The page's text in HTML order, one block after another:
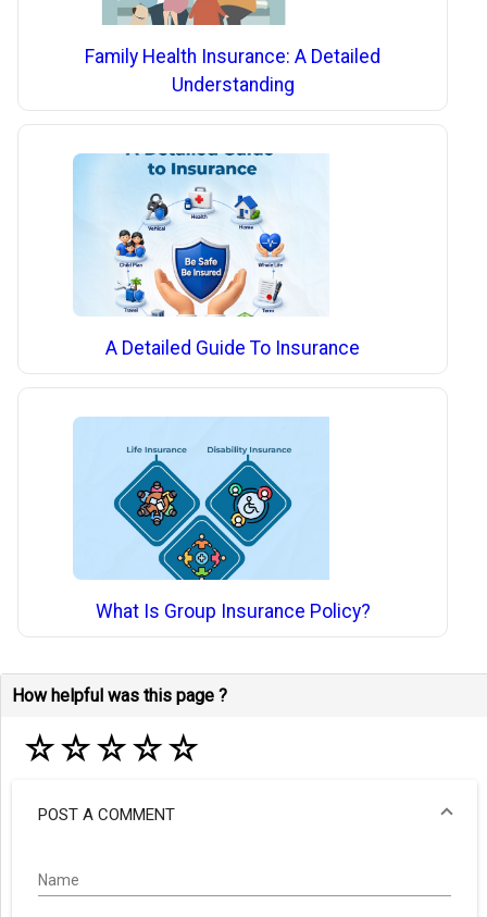
Family Health Insurance: A Detailed
Understanding
A Detailed Guide To Insurance
What Is Group Insurance Policy?
How helpful was this page ?
☆☆☆☆☆
POST A COMMENT
Name